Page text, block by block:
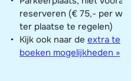
reserveren (€ 75,- per
ter plaatse te regelen)
Kijk ook naar de extra te
boeken mogelijkheden »